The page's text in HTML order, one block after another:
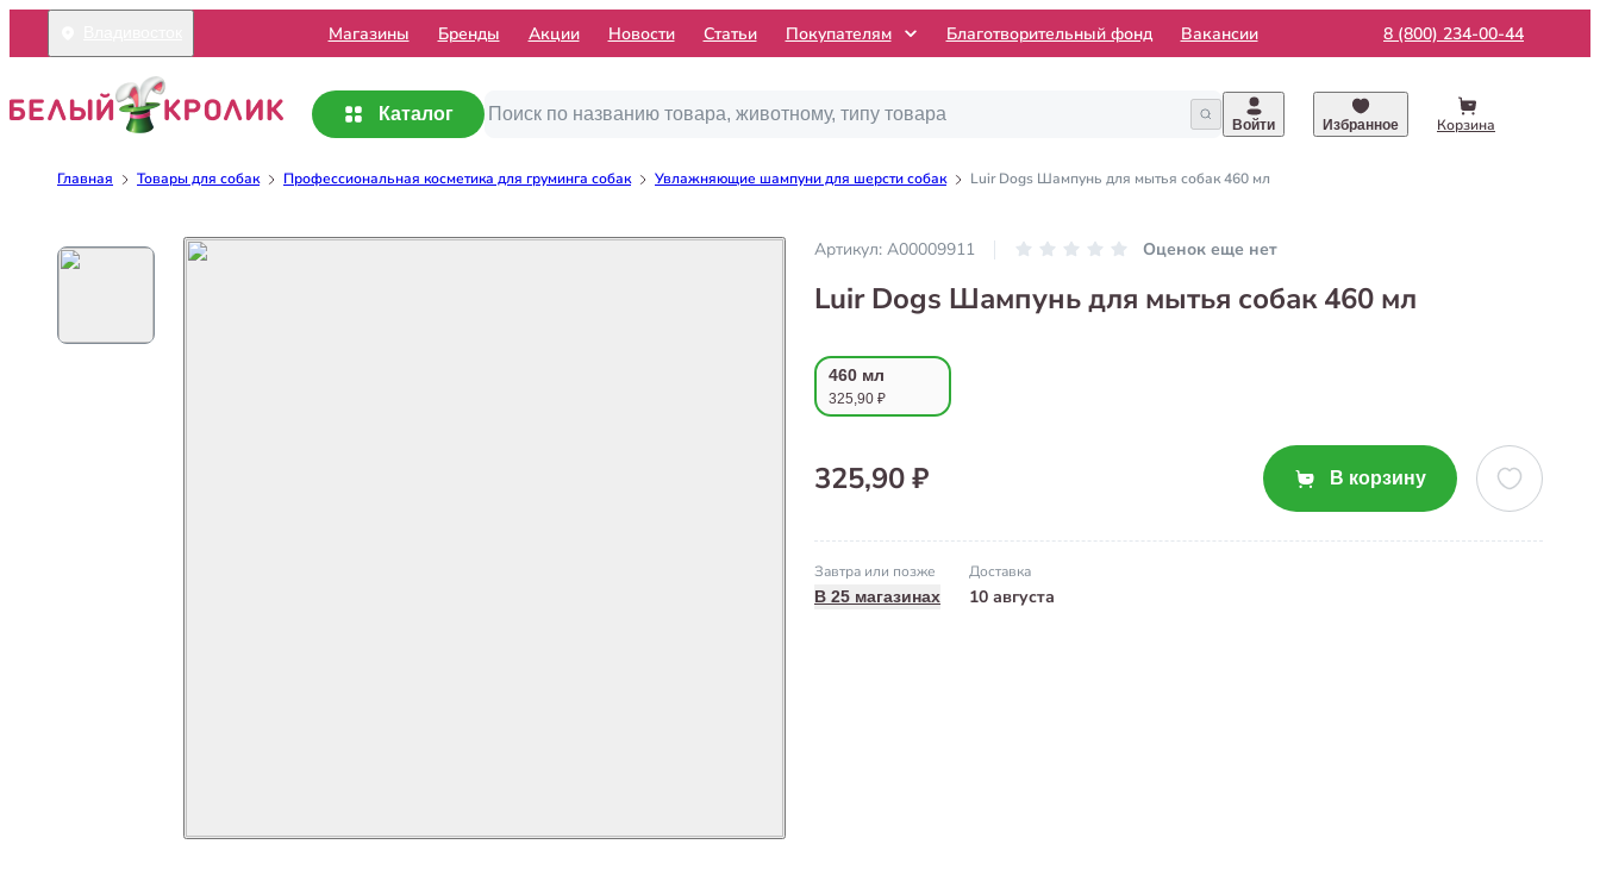
Mагазины Бренды Акции Новости Статьи Покупателям Благотворительный фонд Вакансии 8 (800) 234-00-44
Каталог
Войти Избранное Корзина
Главная Товары для собак Профессиональная косметика для груминга собак Увлажняющие шампуни для шерсти собак Luir Dogs Шампунь для мытья собак 460 мл
Артикул: А00009911 Оценок еще нет
Luir Dogs Шампунь для мытья собак 460 мл
460 мл
325,90 ₽
325,90 ₽ В корзину
Завтра или позже
В 25 магазинах
Доставка
10 августа